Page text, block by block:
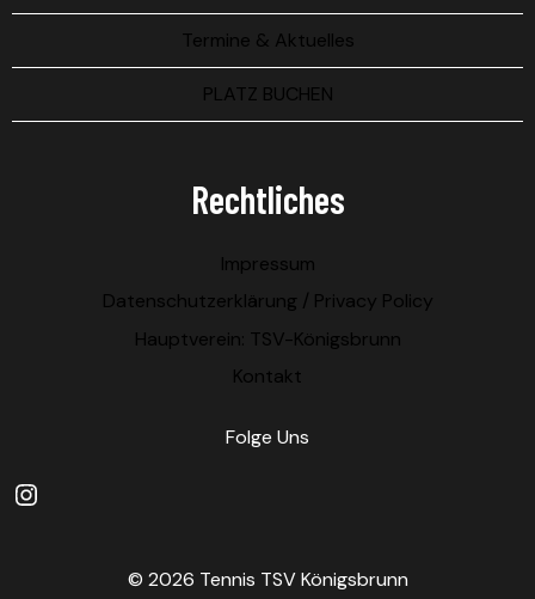
Termine & Aktuelles
PLATZ BUCHEN
Rechtliches
Impressum
Datenschutzerklärung / Privacy Policy
Hauptverein: TSV-Königsbrunn
Kontakt
Folge Uns
© 2026 Tennis TSV Königsbrunn